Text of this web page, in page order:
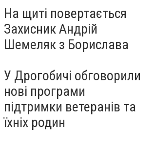
На щиті повертається
Захисник Андрій
Шемеляк з Борислава
У Дрогобичі обговорили
нові програми
підтримки ветеранів та
їхніх родин